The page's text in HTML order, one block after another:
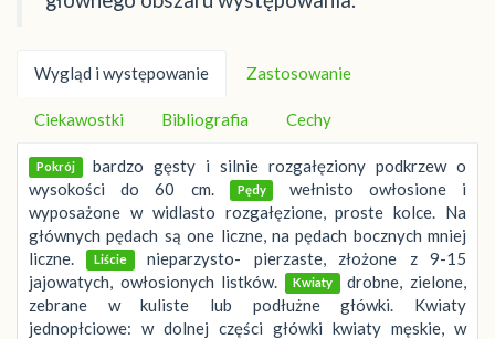
Wygląd i występowanie Zastosowanie
Ciekawostki Bibliografia Cechy
Pokrój bardzo gęsty i silnie rozgałęziony podkrzew o
wysokości do 60 cm.
Pędy
wełnisto owłosione i
wyposażone w widlasto rozgałęzione, proste kolce. Na
głównych pędach są one liczne, na pędach bocznych mniej
liczne.
Liście nieparzysto- pierzaste, złożone z 9-15
jajowatych, owłosionych listków.
Kwiaty drobne, zielone,
zebrane w kuliste lub podłużne główki. Kwiaty
jednopłciowe: w dolnej części główki kwiaty męskie, w